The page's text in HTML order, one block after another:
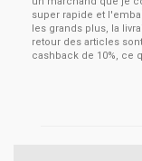
super rapide et
les grands plus, la
retour des articles
cashback de 10%, ce